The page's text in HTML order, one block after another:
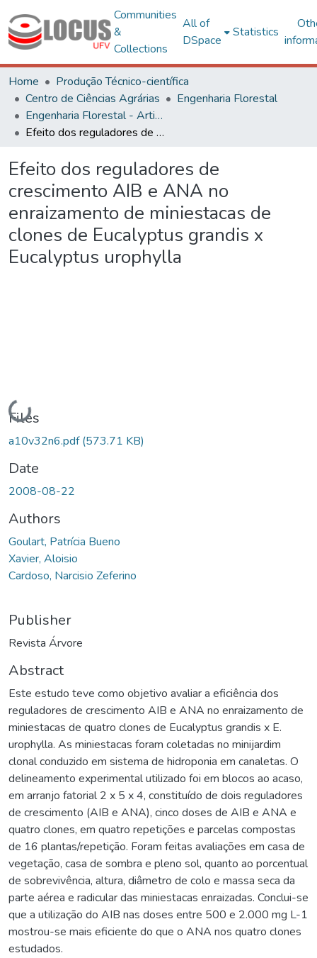
Communities
&
Collections
All of
DSpace
Statistics
Home
Produção Técnico-científica
Centro de Ciências Agrárias
Engenharia Florestal
Engenharia Florestal - Artigos
Efeito dos reguladores de crescimento AIB e ANA no enraizamento de miniestacas de clones de Eucalyptus grandis x Eucalyptus urophylla
Efeito dos reguladores de
crescimento AIB e ANA no
enraizamento de miniestacas de
clones de Eucalyptus grandis x
Eucalyptus urophylla
Loading...
Files
a10v32n6.pdf(573.71 KB)
Date
2008-08-22
Authors
Goulart, Patrícia Bueno
Xavier, Aloisio
Cardoso, Narcisio Zeferino
Publisher
Revista Árvore
Abstract
Este estudo teve como objetivo avaliar a eficiência dos
reguladores de crescimento AIB e ANA no enraizamento de
miniestacas de quatro clones de Eucalyptus grandis x E.
urophylla. As miniestacas foram coletadas no minijardim
clonal conduzido em sistema de hidroponia em canaletas. O
delineamento experimental utilizado foi em blocos ao acaso,
em arranjo fatorial 2 x 5 x 4, constituído de dois reguladores
de crescimento (AIB e ANA), cinco doses de AIB e ANA e
quatro clones, em quatro repetições e parcelas compostas
de 16 plantas/repetição. Foram feitas avaliações em casa de
vegetação, casa de sombra e pleno sol, quanto ao porcentual
de sobrevivência, altura, diâmetro de colo e massa seca da
parte aérea e radicular das miniestacas enraizadas. Conclui-se
que a utilização do AIB nas doses entre 500 e 2.000 mg L-1
mostrou-se mais eficiente do que o ANA nos quatro clones
estudados.